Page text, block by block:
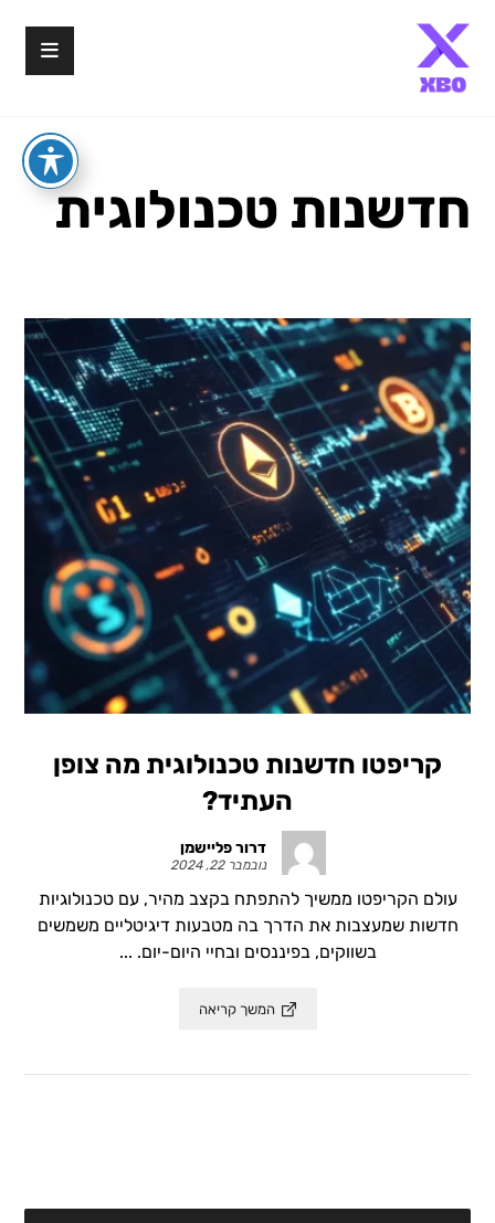
חדשנות טכנולוגית
קריפטו חדשנות טכנולוגית מה צופן
העתיד?
דרור פליישמן
נובמבר 22, 2024
עולם הקריפטו ממשיך להתפתח בקצב מהיר, עם טכנולוגיות
חדשות שמעצבות את הדרך בה מטבעות דיגיטליים משמשים
בשווקים, בפיננסים ובחיי היום-יום. ...
המשך קריאה